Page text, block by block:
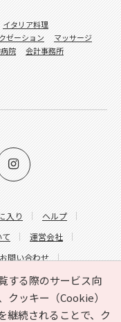
する際のサービス向
クッキー（Cookie）
継続されることで、ク
入り
ヘルプ
運営会社
問い合わせ
合わせ
イタリア料理
ゼーション
マッサージ
院
会計事務所